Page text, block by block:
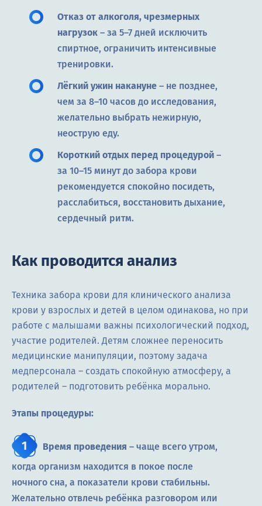
Отказ от алкоголя, чрезмерных
нагрузок – за 5–7 дней исключить
спиртное, ограничить интенсивные
тренировки.
Лёгкий ужин накануне – не позднее,
чем за 8–10 часов до исследования,
желательно выбрать нежирную,
неострую еду.
Короткий отдых перед процедурой –
за 10–15 минут до забора крови
рекомендуется спокойно посидеть,
расслабиться, восстановить дыхание,
сердечный ритм.
Как проводится анализ
Техника забора крови для клинического анализа
крови у взрослых и детей в целом одинакова, но при
работе с малышами важны психологический подход,
участие родителей. Детям сложнее переносить
медицинские манипуляции, поэтому задача
медперсонала – создать спокойную атмосферу, а
родителей – подготовить ребёнка морально.
Этапы процедуры:
Время проведения – чаще всего утром,
когда организм находится в покое после
ночного сна, а показатели крови стабильны.
Желательно отвлечь ребёнка разговором или